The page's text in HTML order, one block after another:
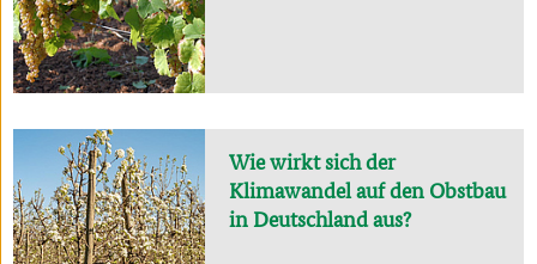
Wie wirkt sich der
Klimawandel auf den Obstbau
in Deutschland aus?